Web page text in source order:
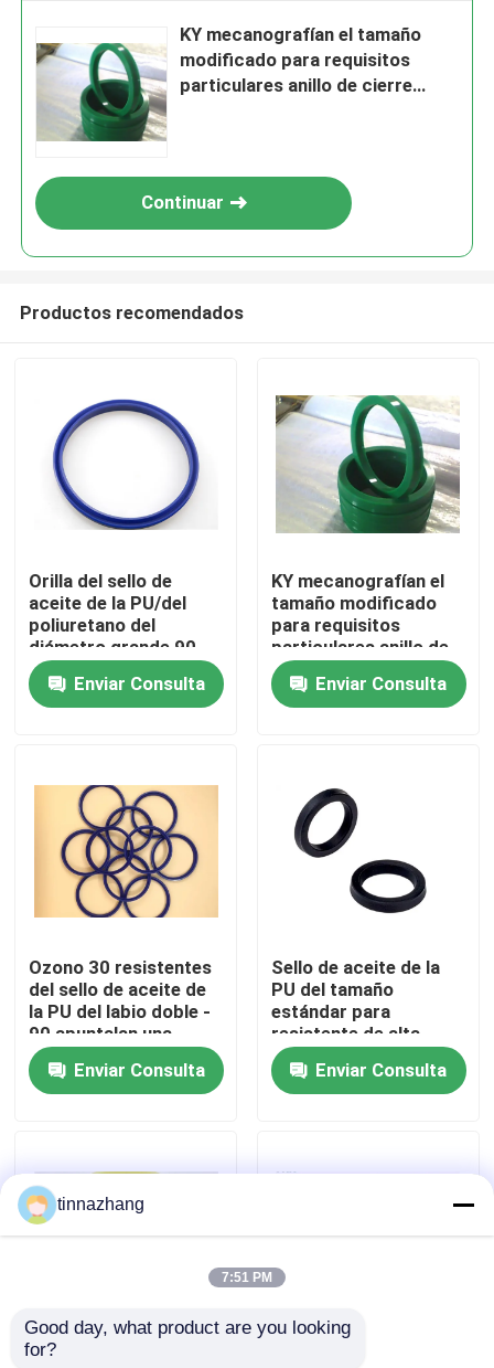
Productos
Sobre nosotros
Control de calidad
Éntrenos en contacto con
Retén de aceite de goma
retenes de aceite automotriz
Sellos de aceite del camión
KY mecanografían el tamaño
modificado para requisitos
particulares anillo de cierre
Continuar
Productos recomendados
Orilla del sello de
aceite de la PU/del
poliuretano del
diámetro grande 90
una alta resistencia de
desgaste de la dureza
Enviar Consulta
KY mecanografían el
tamaño modificado
para requisitos
particulares anillo de
cierre hidráulico del
aceite de la PU para el
agujero 20×30×7 del
Enviar Consulta
Ozono 30 resistentes
del sello de aceite de
la PU del labio doble -
90 apuntalan una
dureza
Enviar Consulta
Sello de aceite de la
PU del tamaño
estándar para
resistente de alta
temperatura
hidráulico industrial
Enviar Consulta
Tipo aprobación
tinnazhang
7:51 PM
Good day, what product are you looking
for?